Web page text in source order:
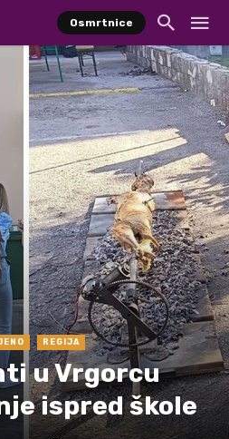
Osmrtnice
REGIJA
u Vrgorcu
ispred škole